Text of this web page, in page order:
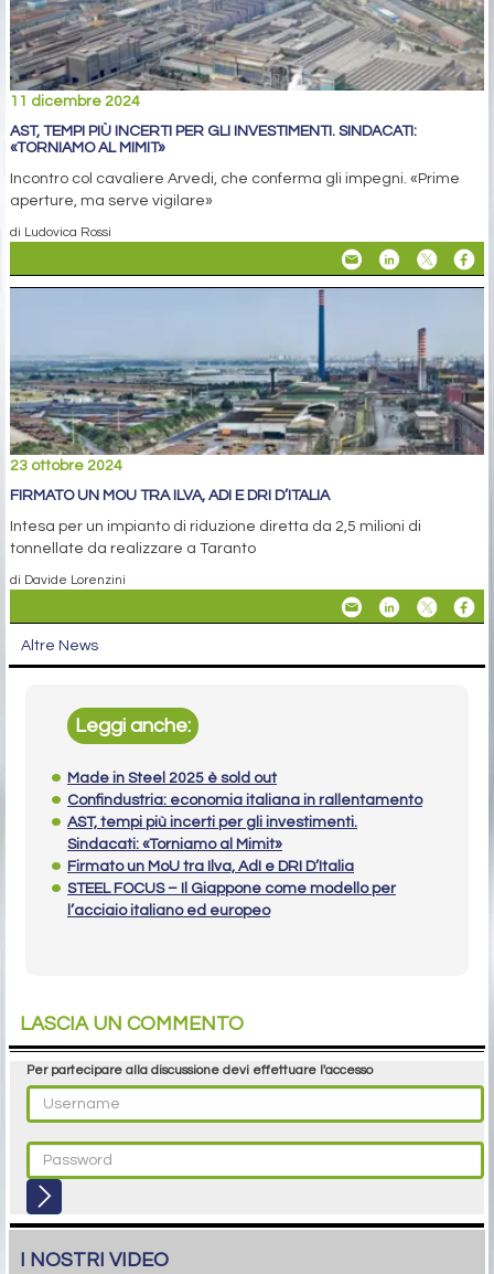
11 dicembre 2024
AST, TEMPI PIÙ INCERTI PER GLI INVESTIMENTI. SINDACATI:
«TORNIAMO AL MIMIT»
Incontro col cavaliere Arvedi, che conferma gli impegni. «Prime
aperture, ma serve vigilare»
di Ludovica Rossi
23 ottobre 2024
FIRMATO UN MOU TRA ILVA, ADI E DRI D’ITALIA
Intesa per un impianto di riduzione diretta da 2,5 milioni di
tonnellate da realizzare a Taranto
di Davide Lorenzini
Altre News
Leggi anche:
Made in Steel 2025 è sold out
Confindustria: economia italiana in rallentamento
AST, tempi più incerti per gli investimenti.
Sindacati: «Torniamo al Mimit»
Firmato un MoU tra Ilva, AdI e DRI D’Italia
STEEL FOCUS – Il Giappone come modello per
l’acciaio italiano ed europeo
LASCIA UN COMMENTO
Per partecipare alla discussione devi effettuare l'accesso
I NOSTRI VIDEO